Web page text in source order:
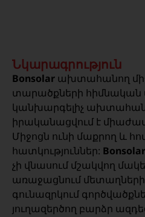
Նկարագրություն
Bonsolar ախտահանող
տարածքների հիմնական
կանխարգելիչ
իրականացվում է
Միջոցն ունի մաքրող և
հատկություններ: Bonsolar
չի վնասում մշակվող
առաջացնում մետաղների
գունազրկում
յուղազերծող բարձր